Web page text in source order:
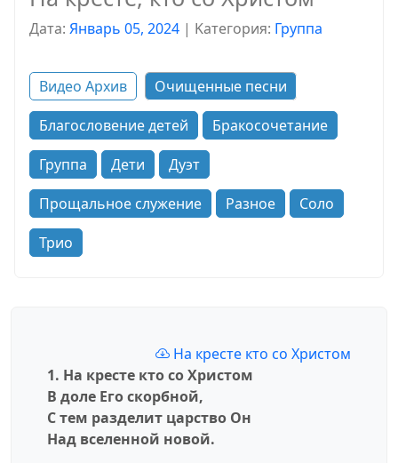
Дата: Январь 05, 2024 | Kатегория: Группа
Видео Архив
Очищенные песни
Благословение детей
Бракосочетание
Группа
Дети
Дуэт
Прощальное служение
Разное
Соло
Трио
На кресте кто со Христом
1. На кресте кто со Христом
В доле Его скорбной,
С тем разделит царство Он
Над вселенной новой.